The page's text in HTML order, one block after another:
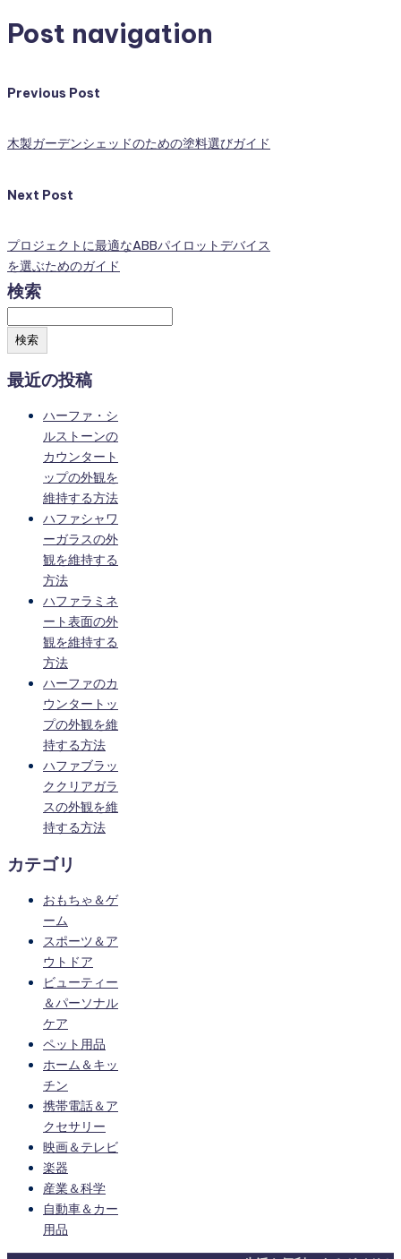
Post navigation
Previous Post
木製ガーデンシェッドのための塗料選びガイド
Next Post
プロジェクトに最適なABBパイロットデバイス
を選ぶためのガイド
検索
検索
最近の投稿
ハーファ・シ
ルストーンの
カウンタート
ップの外観を
維持する方法
ハファシャワ
ーガラスの外
観を維持する
方法
ハファラミネ
ート表面の外
観を維持する
方法
ハーファのカ
ウンタートッ
プの外観を維
持する方法
ハファブラッ
ククリアガラ
スの外観を維
持する方法
カテゴリ
おもちゃ＆ゲ
ーム
スポーツ＆ア
ウトドア
ビューティー
＆パーソナル
ケア
ペット用品
ホーム＆キッ
チン
携帯電話＆ア
クセサリー
映画＆テレビ
楽器
産業＆科学
自動車＆カー
用品